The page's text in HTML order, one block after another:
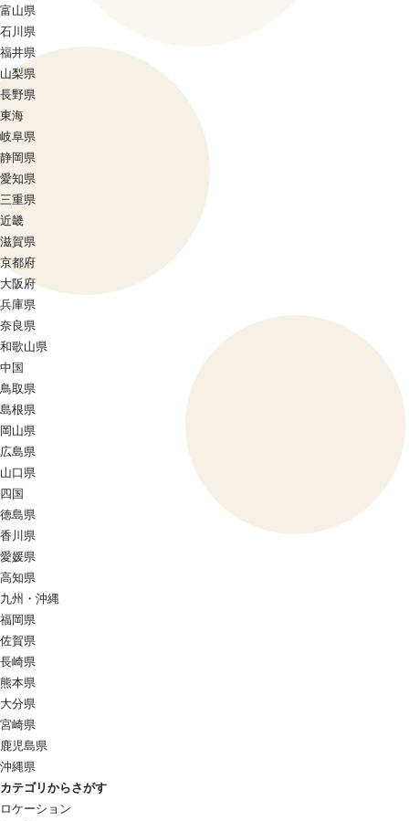
富山県
石川県
福井県
山梨県
長野県
東海
岐阜県
静岡県
愛知県
三重県
近畿
滋賀県
京都府
大阪府
兵庫県
奈良県
和歌山県
中国
鳥取県
島根県
岡山県
広島県
山口県
四国
徳島県
香川県
愛媛県
高知県
九州・沖縄
福岡県
佐賀県
長崎県
熊本県
大分県
宮崎県
鹿児島県
沖縄県
カテゴリからさがす
ロケーション